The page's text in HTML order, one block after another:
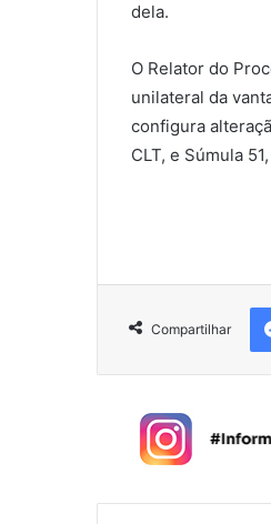
dela.
O Relator do
unilateral da
configura
CLT, e Súmula
Compartilhar